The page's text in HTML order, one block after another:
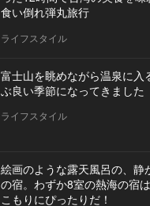
食い倒れ弾丸旅行
ライフスタイル
富士山を眺めながら温泉に入
ぶ良い季節になってきました
ライフスタイル
絵画のような露天風呂の、静
の宿。わずか8室の熱海の宿
こもりにぴったりだ！